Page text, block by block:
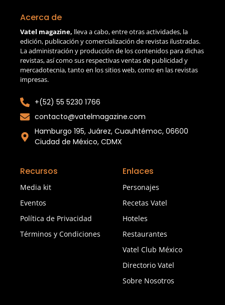
Acerca de
Vatel magazine, lleva a cabo, entre otras actividades, la
edición, publicación y comercialización de revistas ilustradas.
La administración y producción de los contenidos para dichas
revistas, así como sus respectivas ventas de publicidad y
mercadotecnia, tanto en los sitios web, como en las revistas
impresas.
+(52) 55 5230 1766
contacto@vatelmagazine.com
Hamburgo 195, Juárez, Cuauhtémoc, 06600
Ciudad de México, CDMX
Recursos
Media kit
Eventos
Política de Privacidad
Términos y Condiciones
Enlaces
Personajes
Recetas Vatel
Hoteles
Restaurantes
Vatel Club México
Directorio Vatel
Sobre Nosotros